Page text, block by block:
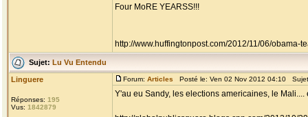
Four MoRE YEARSS!!!
http://www.huffingtonpost.com/2012/11/06/obama-
Sujet: Lu Vu Entendu
Linguere
Réponses: 195
Vus: 1842879
Forum: Articles Posté le: Ven 02 Nov 2012 04:10
Y'au eu Sandy, les elections americaines, le Mali....